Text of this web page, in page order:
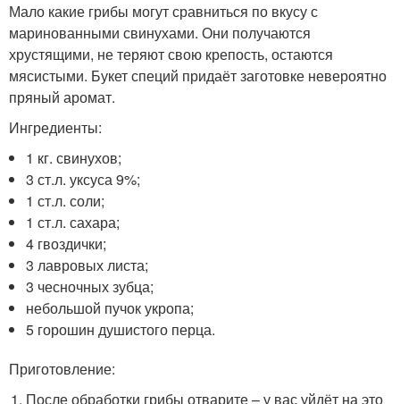
Мало какие грибы могут сравниться по вкусу с
маринованными свинухами. Они получаются
хрустящими, не теряют свою крепость, остаются
мясистыми. Букет специй придаёт заготовке невероятно
пряный аромат.
Ингредиенты:
1 кг. свинухов;
3 ст.л. уксуса 9%;
1 ст.л. соли;
1 ст.л. сахара;
4 гвоздички;
3 лавровых листа;
3 чесночных зубца;
небольшой пучок укропа;
5 горошин душистого перца.
Приготовление:
После обработки грибы отварите – у вас уйдёт на это